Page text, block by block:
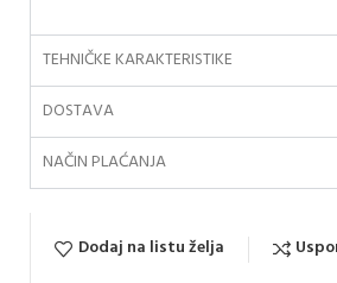
TEHNIČKE KARAKTERISTIKE
DOSTAVA
NAČIN PLAĆANJA
Dodaj na listu želja